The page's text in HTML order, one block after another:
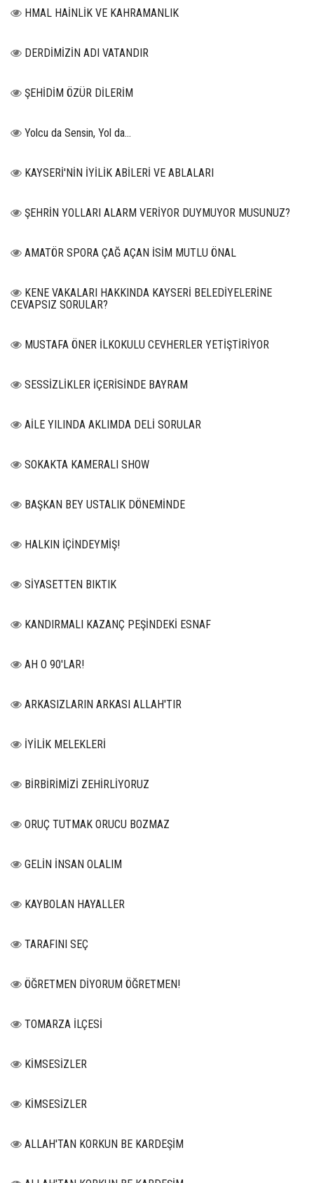
HMAL HAİNLİK VE KAHRAMANLIK
DERDİMİZİN ADI VATANDIR
ŞEHİDİM ÖZÜR DİLERİM
Yolcu da Sensin, Yol da...
KAYSERİ'NİN İYİLİK ABİLERİ VE ABLALARI
ŞEHRİN YOLLARI ALARM VERİYOR DUYMUYOR MUSUNUZ?
AMATÖR SPORA ÇAĞ AÇAN İSİM MUTLU ÖNAL
KENE VAKALARI HAKKINDA KAYSERİ BELEDİYELERİNE
CEVAPSIZ SORULAR?
MUSTAFA ÖNER İLKOKULU CEVHERLER YETİŞTİRİYOR
SESSİZLİKLER İÇERİSİNDE BAYRAM
AİLE YILINDA AKLIMDA DELİ SORULAR
SOKAKTA KAMERALI SHOW
BAŞKAN BEY USTALIK DÖNEMİNDE
HALKIN İÇİNDEYMİŞ!
SİYASETTEN BIKTIK
KANDIRMALI KAZANÇ PEŞİNDEKİ ESNAF
AH O 90'LAR!
ARKASIZLARIN ARKASI ALLAH'TIR
İYİLİK MELEKLERİ
BİRBİRİMİZİ ZEHİRLİYORUZ
ORUÇ TUTMAK ORUCU BOZMAZ
GELİN İNSAN OLALIM
KAYBOLAN HAYALLER
TARAFINI SEÇ
ÖĞRETMEN DİYORUM ÖĞRETMEN!
TOMARZA İLÇESİ
KİMSESİZLER
KİMSESİZLER
ALLAH'TAN KORKUN BE KARDEŞİM